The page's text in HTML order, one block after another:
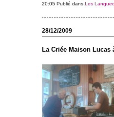
20:05 Publié dans Les
28/12/2009
La Criée Maison Lucas